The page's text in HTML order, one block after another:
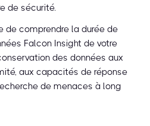
de sécurité.
de comprendre la durée de
Falcon Insight de votre
des données aux
aux capacités de réponse
de menaces à long